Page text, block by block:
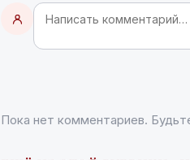
Пока нет комментариев.